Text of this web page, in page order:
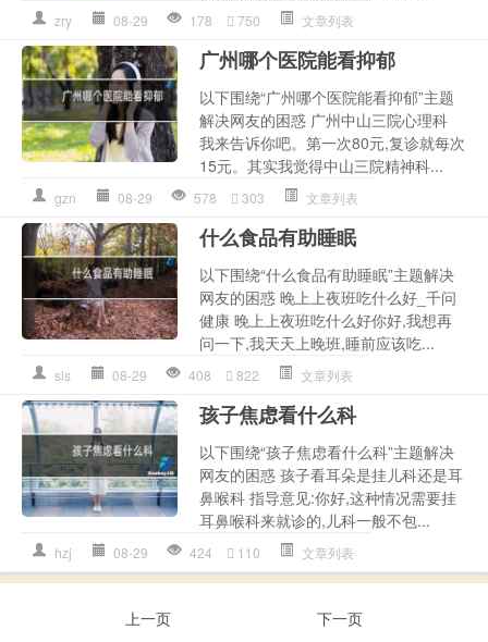
zry 08-29 178 750 文章列表
广州哪个医院能看抑郁
以下围绕“广州哪个医院能看抑郁”主题
解决网友的困惑 广州中山三院心理科
我来告诉你吧。第一次80元,复诊就每次
15元。其实我觉得中山三院精神科...
gzn 08-29 578 303 文章列表
什么食品有助睡眠
以下围绕“什么食品有助睡眠”主题解决
网友的困惑 晚上上夜班吃什么好_千问
健康 晚上上夜班吃什么好你好,我想再
问一下,我天天上晚班,睡前应该吃...
sls 08-29 408 822 文章列表
孩子焦虑看什么科
以下围绕“孩子焦虑看什么科”主题解决
网友的困惑 孩子看耳朵是挂儿科还是耳
鼻喉科 指导意见:你好,这种情况需要挂
耳鼻喉科来就诊的,儿科一般不包...
hzj 08-29 424 110 文章列表
上一页 下一页